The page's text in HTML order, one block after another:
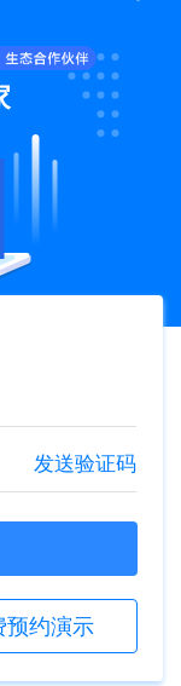
发送验证码
预约演示